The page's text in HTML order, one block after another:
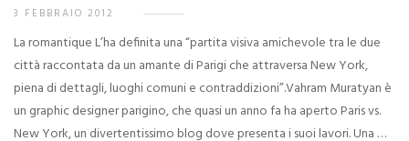
3 FEBBRAIO 2012
La romantique L’ha definita una “partita visiva amichevole tra le due
città raccontata da un amante di Parigi che attraversa New York,
piena di dettagli, luoghi comuni e contraddizioni”.Vahram Muratyan è
un graphic designer parigino, che quasi un anno fa ha aperto Paris vs.
New York, un divertentissimo blog dove presenta i suoi lavori. Una …